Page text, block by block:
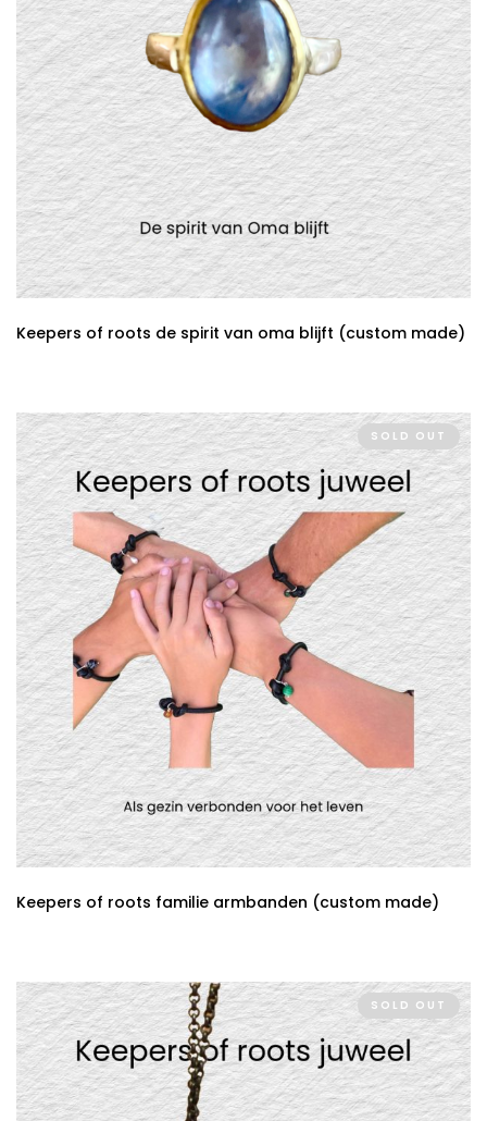
Keepers of roots de spirit van oma blijft (custom made)
SOLD OUT
Keepers of roots familie armbanden (custom made)
SOLD OUT